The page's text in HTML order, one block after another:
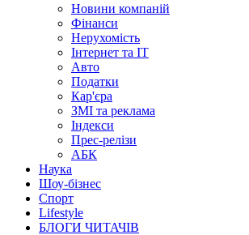
Новини компаній
Фінанси
Нерухомість
Інтернет та IT
Авто
Податки
Кар'єра
ЗМІ та реклама
Індекси
Прес-релізи
АБК
Наука
Шоу-бізнес
Спорт
Lifestyle
БЛОГИ ЧИТАЧІВ